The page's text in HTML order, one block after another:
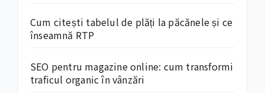
Cum citești tabelul de plăți la păcănele și ce
înseamnă RTP
SEO pentru magazine online: cum transformi
traficul organic în vânzări